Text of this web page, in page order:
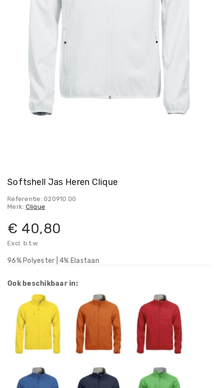
Softshell Jas Heren Clique
Referentie: 020910.00
Merk: Clique
€ 40,80
Excl. b.t.w.
96% Polyester | 4% Elastaan
Ook beschikbaar in: